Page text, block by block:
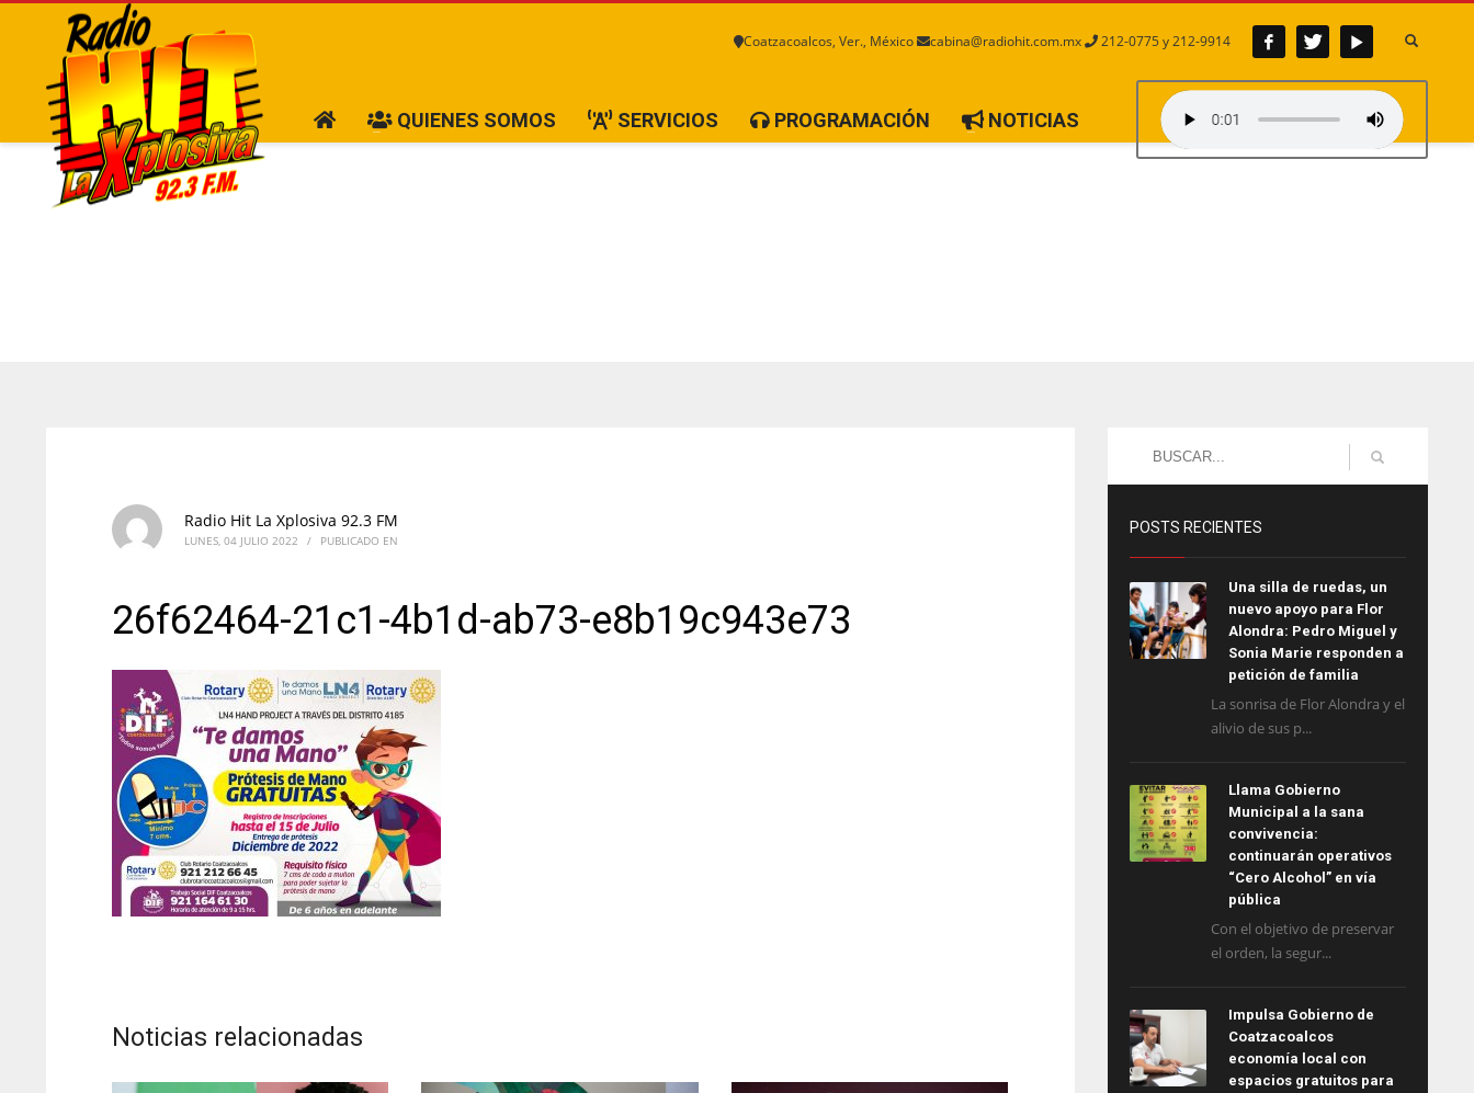
Coatzacoalcos, Ver., México cabina@radiohit.com.mx 212-0775 y 212-9914
QUIENES SOMOS SERVICIOS PROGRAMACIÓN NOTICIAS
Radio Hit La Xplosiva 92.3 FM
LUNES, 04 JULIO 2022 / PUBLICADO EN
26f62464-21c1-4b1d-ab73-e8b19c943e73
Noticias relacionadas
POSTS RECIENTES
Una silla de ruedas, un
nuevo apoyo para Flor
Alondra: Pedro Miguel y
Sonia Marie responden a
petición de familia
La sonrisa de Flor Alondra y el
alivio de sus p...
Llama Gobierno
Municipal a la sana
convivencia:
continuarán operativos
“Cero Alcohol” en vía
pública
Con el objetivo de preservar
el orden, la segur...
Impulsa Gobierno de
Coatzacoalcos
economía local con
espacios gratuitos para